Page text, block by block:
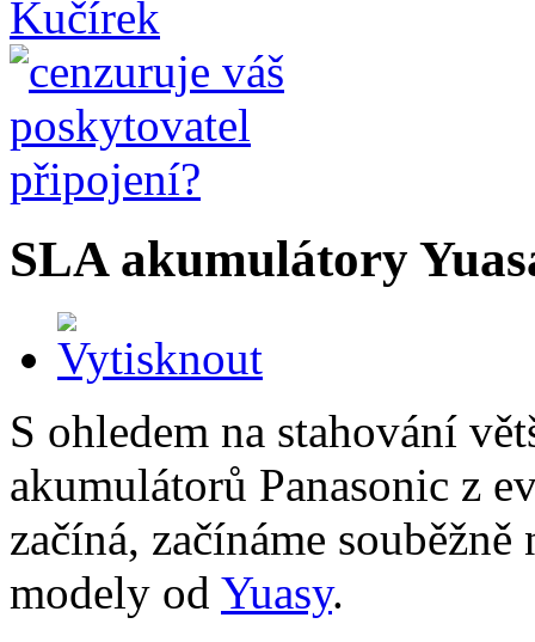
SLA akumulátory
S ohledem na stahování
akumulátorů Panasonic z
začíná, začínáme
modely od Yuasy.